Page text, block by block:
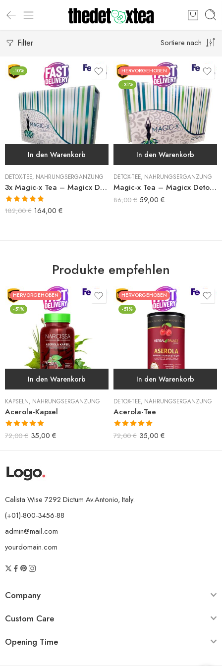
Filter Sortiere nach
-10%
In den Warenkorb
DETOX-TEE, NAHRUNGSERGÄNZUNG
3x Magic-x Tea – Magicx Detox Tee
Bewertet mit
182,00€ 164,00 €
HERVORGEHOBEN
-31%
In den Warenkorb
DETOX-TEE, NAHRUNGSERGÄNZUNG
Magic-x Tea – Magicx Detox Tee
86,00€ 59,00 €
Produkte empfehlen
HERVORGEHOBEN
-51%
In den Warenkorb
KAPSELN, NAHRUNGSERGÄNZUNG
Acerola-Kapsel
Bewertet mit
5.00von 5
72,00€ 35,00 €
HERVORGEHOBEN
-51%
In den Warenkorb
DETOX-TEE, NAHRUNGSERGÄNZUNG
Acerola-Tee
Bewertet mit
5.00von 5
72,00€ 35,00 €
Calista Wise 7292 Dictum Av.Antonio, Italy.
(+01)-800-3456-88
admin@mail.com
yourdomain.com
Company
Custom Care
Opening Time